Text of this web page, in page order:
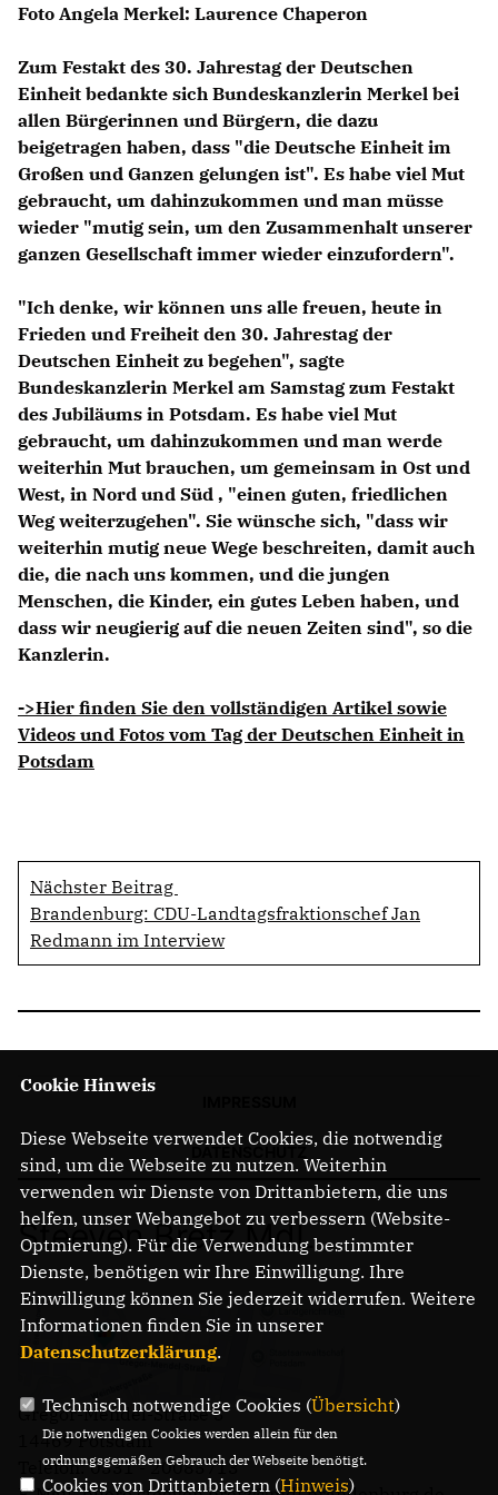
Foto Angela Merkel: Laurence Chaperon
Zum Festakt des 30. Jahrestag der Deutschen
Einheit bedankte sich Bundeskanzlerin Merkel bei
allen Bürgerinnen und Bürgern, die dazu
beigetragen haben, dass "die Deutsche Einheit im
Großen und Ganzen gelungen ist". Es habe viel Mut
gebraucht, um dahinzukommen und man müsse
wieder "mutig sein, um den Zusammenhalt unserer
ganzen Gesellschaft immer wieder einzufordern".
"Ich denke, wir können uns alle freuen, heute in
Frieden und Freiheit den 30. Jahrestag der
Deutschen Einheit zu begehen", sagte
Bundeskanzlerin Merkel am Samstag zum Festakt
des Jubiläums in Potsdam. Es habe viel Mut
gebraucht, um dahinzukommen und man werde
weiterhin Mut brauchen, um gemeinsam in Ost und
West, in Nord und Süd , "einen guten, friedlichen
Weg weiterzugehen". Sie wünsche sich, "dass wir
weiterhin mutig neue Wege beschreiten, damit auch
die, die nach uns kommen, und die jungen
Menschen, die Kinder, ein gutes Leben haben, und
dass wir neugierig auf die neuen Zeiten sind", so die
Kanzlerin.
->Hier finden Sie den vollständigen Artikel sowie
Videos und Fotos vom Tag der Deutschen Einheit in
Potsdam
Nächster Beitrag
Brandenburg: CDU-Landtagsfraktionschef Jan
Redmann im Interview
Steeven Bretz MdL
Gregor-Mendel-Straße 3
14469 Potsdam
Telefon: 0331 - 20085713
Cookie Hinweis
Diese Webseite verwendet Cookies, die notwendig
sind, um die Webseite zu nutzen. Weiterhin
verwenden wir Dienste von Drittanbietern, die uns
helfen, unser Webangebot zu verbessern (Website-
Optmierung). Für die Verwendung bestimmter
Dienste, benötigen wir Ihre Einwilligung. Ihre
Einwilligung können Sie jederzeit widerrufen. Weitere
Informationen finden Sie in unserer
Datenschutzerklärung.
Technisch notwendige Cookies (Übersicht)
Die notwendigen Cookies werden allein für den
ordnungsgemäßen Gebrauch der Webseite benötigt.
Cookies von Drittanbietern (Hinweis)